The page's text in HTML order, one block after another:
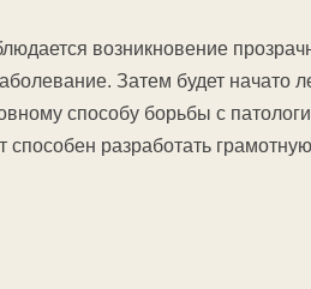
возникновение
Затем будет
способу борьбы с
способен разработать